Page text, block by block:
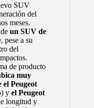
SUV
del
meses.
un SUV de
pese a su
del
de producto
muy
el Peugeot
y el Peugeot
longitud y